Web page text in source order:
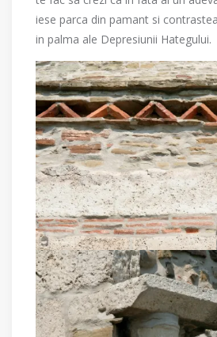
iese parca din pamant si
in palma ale Depresiunii Hategului.